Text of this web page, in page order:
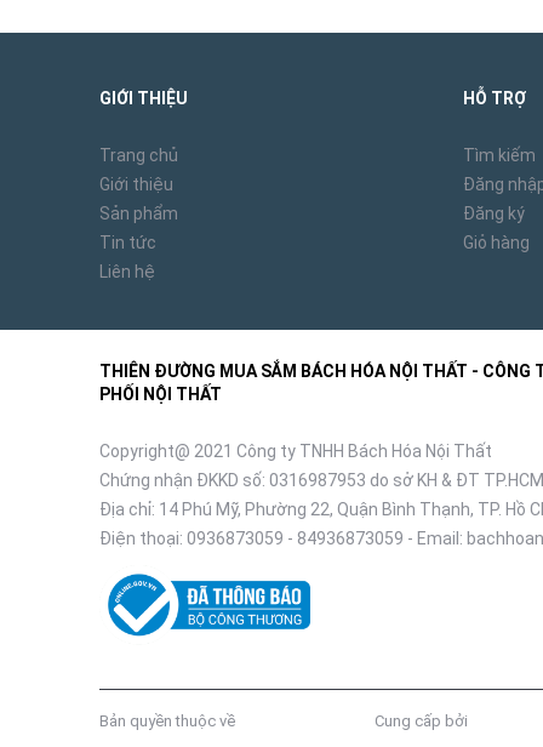
GIỚI THIỆU
Trang chủ
Giới thiệu
Sản phẩm
Tin tức
Liên hệ
HỖ TRỢ
Tìm kiếm
Đăng
Đăng ký
Giỏ hàng
THIÊN ĐƯỜNG MUA SẮM BÁCH HÓA NỘI THẤT - CÔNG
PHỐI NỘI THẤT
Copyright@ 2021 Công ty TNHH Bách Hóa Nội Thất
Chứng nhận ĐKKD số: 0316987953 do sở KH & ĐT
Địa chỉ: 14 Phú Mỹ, Phường 22, Quận Bình Thạnh, TP. Hồ
Điện thoại: 0936873059 - 84936873059 - Email:
Bản quyền thuộc về Cung cấp bởi